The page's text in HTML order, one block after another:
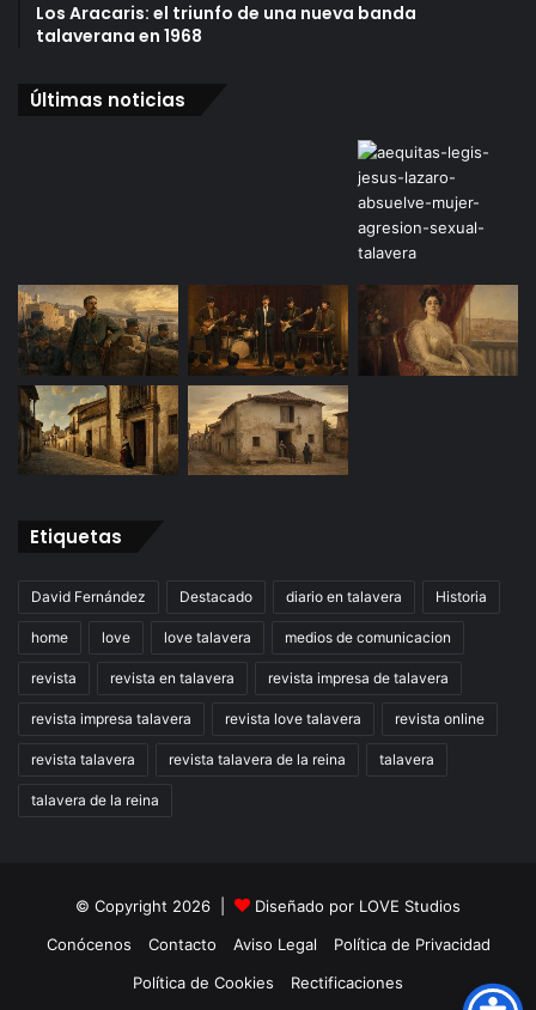
Los Aracaris: el triunfo de una nueva banda
talaverana en 1968
Últimas noticias
Etiquetas
David Fernández Destacado diario en talavera Historia
home love love talavera medios de comunicacion
revista revista en talavera revista impresa de talavera
revista impresa talavera revista love talavera revista online
revista talavera revista talavera de la reina talavera
talavera de la reina
© Copyright 2026 | Diseñado por LOVE Studios
Conócenos
Contacto Aviso Legal
Política de Privacidad
Política de Cookies
Rectificaciones